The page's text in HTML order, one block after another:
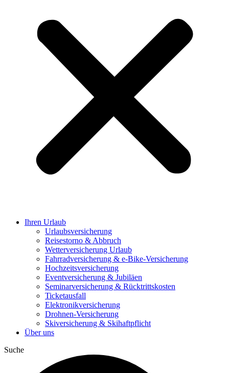
Ihren Urlaub
Urlaubsversicherung
Reisestorno & Abbruch
Wetterversicherung Urlaub
Fahrradversicherung & e-Bike-Versicherung
Hochzeitsversicherung
Eventversicherung & Jubiläen
Seminarversicherung & Rücktrittskosten
Ticketausfall
Elektronikversicherung
Drohnen-Versicherung
Skiversicherung & Skihaftpflicht
Über uns
Suche